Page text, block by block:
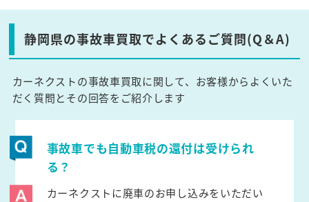
静岡県の事故車買取でよくあるご質問(Q＆A)
カーネクストの事故車買取に関して、お客様からよくいた
だく質問とその回答をご紹介します
事故車でも自動車税の還付は受けられ
る？
カーネクストに廃車のお申し込みをいただい